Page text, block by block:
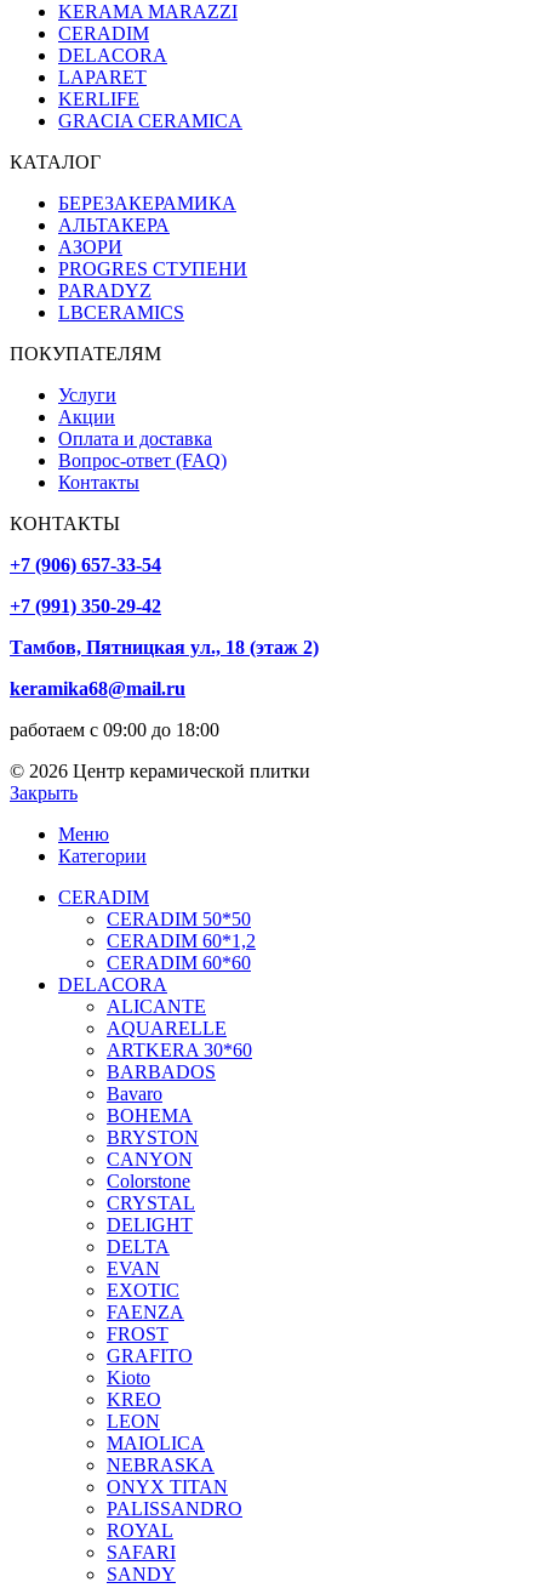
KERAMA MARAZZI
CERADIM
DELACORA
LAPARET
KERLIFE
GRACIA CERAMICA
КАТАЛОГ
БЕРЕЗАКЕРАМИКА
АЛЬТАКЕРА
АЗОРИ
PROGRES СТУПЕНИ
PARADYZ
LBCERAMICS
ПОКУПАТЕЛЯМ
Услуги
Акции
Оплата и доставка
Вопрос-ответ (FAQ)
Контакты
КОНТАКТЫ
+7 (906) 657-33-54
+7 (991) 350-29-42
Тамбов, Пятницкая ул., 18 (этаж 2)
keramika68@mail.ru
работаем с 09:00 до 18:00
© 2026 Центр керамической плитки
Закрыть
Меню
Категории
CERADIM
CERADIM 50*50
CERADIM 60*1,2
CERADIM 60*60
DELACORA
ALICANTE
AQUARELLE
ARTKERA 30*60
BARBADOS
Bavaro
BOHEMA
BRYSTON
CANYON
Colorstone
CRYSTAL
DELIGHT
DELTA
EVAN
EXOTIC
FAENZA
FROST
GRAFITO
Kioto
KREO
LEON
MAIOLICA
NEBRASKA
ONYX TITAN
PALISSANDRO
ROYAL
SAFARI
SANDY